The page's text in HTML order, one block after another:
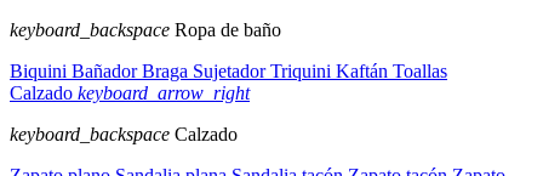
keyboard_backspace Ropa de baño
Biquini BañadorBraga SujetadorTriquini Kaftán Toallas
Calzado keyboard_arrow_right
keyboard_backspace Calzado